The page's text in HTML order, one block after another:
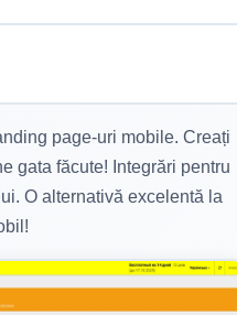
page-uri mobile. Creați
gata făcute! Integrări pentru
O alternativă excelentă la